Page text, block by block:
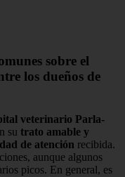
sobre el
los dueños de
veterinario Parla-
su trato amable y
de atención recibida.
aunque algunos
picos. En general, es